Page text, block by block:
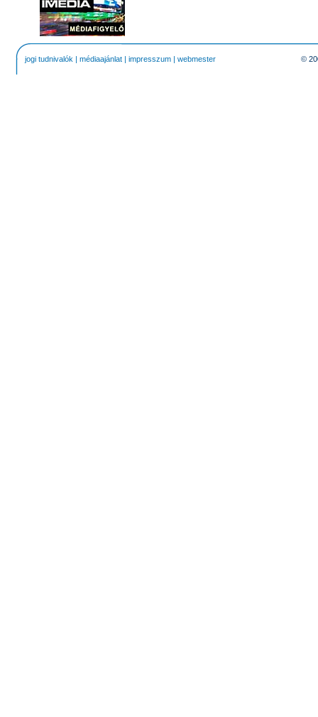
jogi tudnivalók | médiaajánlat | impresszum | webmester ©